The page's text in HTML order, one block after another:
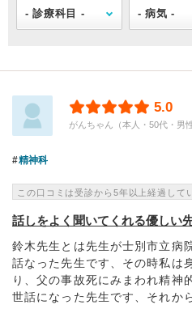
5.0
がんちゃん（本人・50代・男
精神科
この口コミは受診から5年以上経過して
話しをよく聞いてくれる優しい
鈴木先生とは先生が士別市立病
話なった先生です、その時私は
り、父の事故死にみまわれ精神
世話になった先生です、それか